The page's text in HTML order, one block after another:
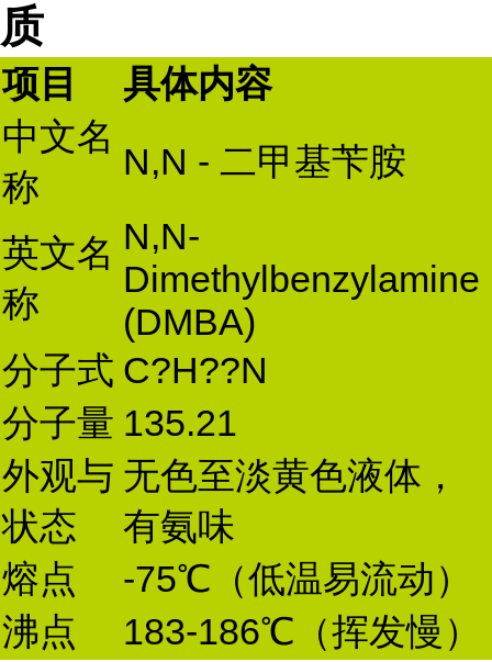
质
项目
具体内容
中文名
称
N,N - 二甲基苄胺
英文名
称
N,N-
Dimethylbenzylamine
(DMBA)
分子式 C?H??N
分子量 135.21
外观与
状态
无色至淡黄色液体，
有氨味
熔点
-75℃（低温易流动）
沸点
183-186℃（挥发慢）